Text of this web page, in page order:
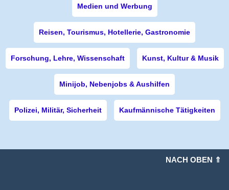
Medien und Werbung
Reisen, Tourismus, Hotellerie, Gastronomie
Forschung, Lehre, Wissenschaft Kunst, Kultur & Musik
Minijob, Nebenjobs & Aushilfen
Polizei, Militär, Sicherheit Kaufmännische Tätigkeiten
NACH OBEN ⇑